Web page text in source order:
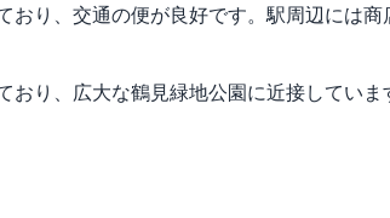
り、交通の便が良好です。駅周辺には
り、広大な鶴見緑地公園に近接していま